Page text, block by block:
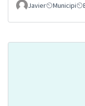
Javier
Municipi